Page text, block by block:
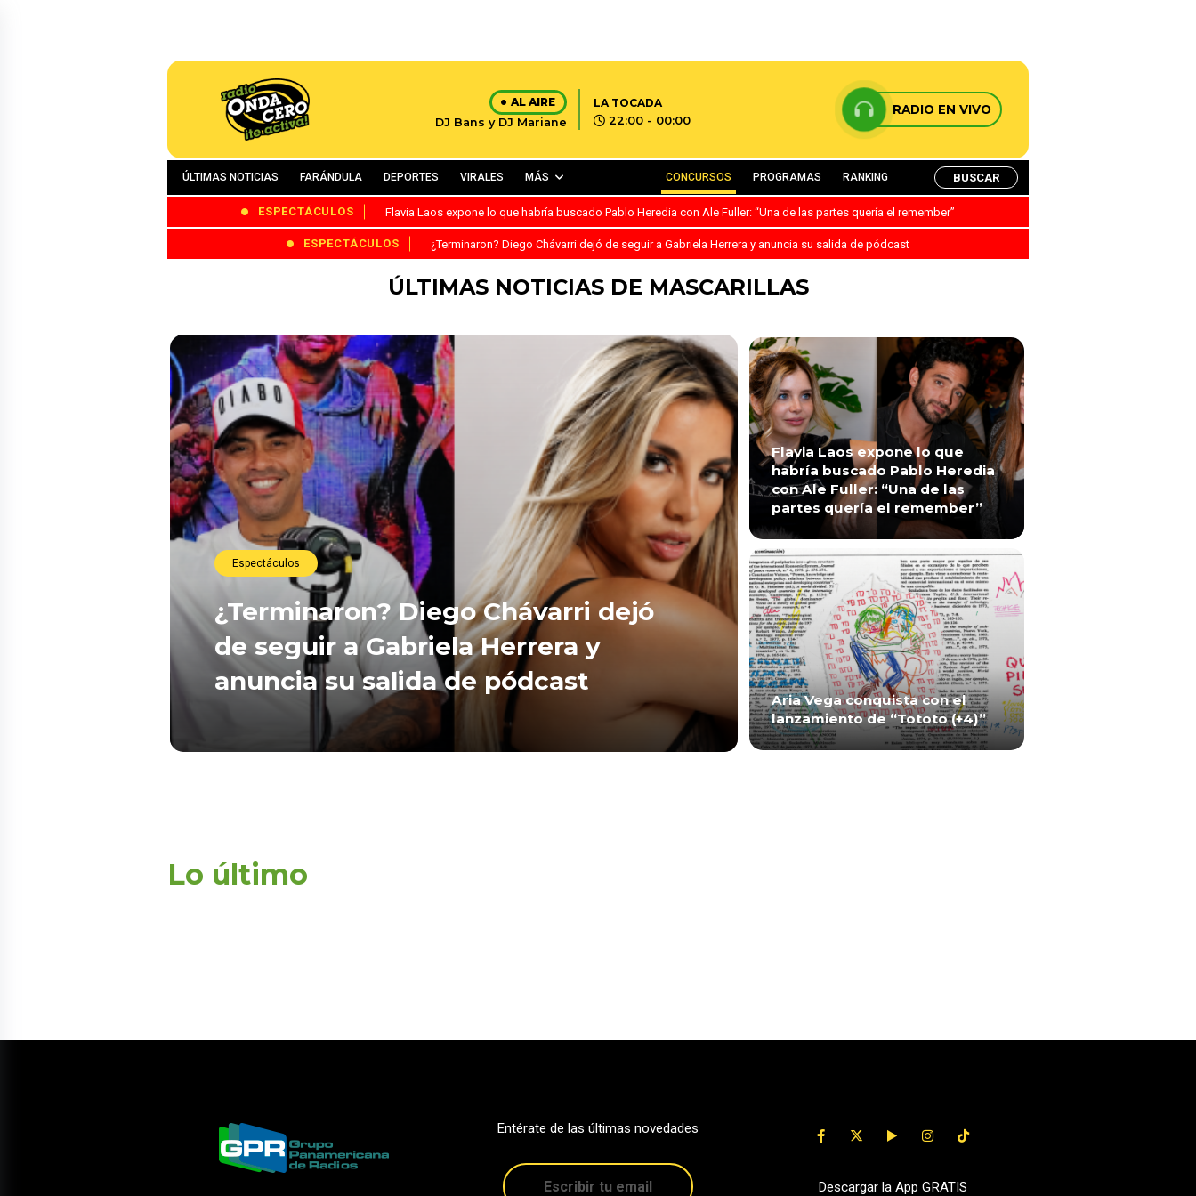
AL AIRE
DJ Bans y DJ Mariane
LA TOCADA
22:00 - 00:00
RADIO EN VIVO
ÚLTIMAS NOTICIAS FARÁNDULA DEPORTES VIRALES MÁS CONCURSOS PROGRAMAS RANKING BUSCAR
ESPECTÁCULOS Flavia Laos expone lo que habría buscado Pablo Heredia con Ale Fuller: “Una de las partes quería el remember”
ESPECTÁCULOS ¿Terminaron? Diego Chávarri dejó de seguir a Gabriela Herrera y anuncia su salida de pódcast
ÚLTIMAS NOTICIAS DE MASCARILLAS
Espectáculos
¿Terminaron? Diego Chávarri dejó
de seguir a Gabriela Herrera y
anuncia su salida de pódcast
Flavia Laos expone lo que
habría buscado Pablo Heredia
con Ale Fuller: “Una de las
partes quería el remember”
Aria Vega conquista con el
lanzamiento de “Tototo (+4)”
Lo último
Entérate de las últimas novedades
Descargar la App GRATIS